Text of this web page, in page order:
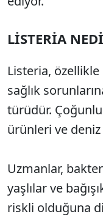
LİSTERİA
Listeria,
sağlık
türüdür.
ürünleri ve
Uzmanlar,
yaşlılar ve
riskli olduğuna